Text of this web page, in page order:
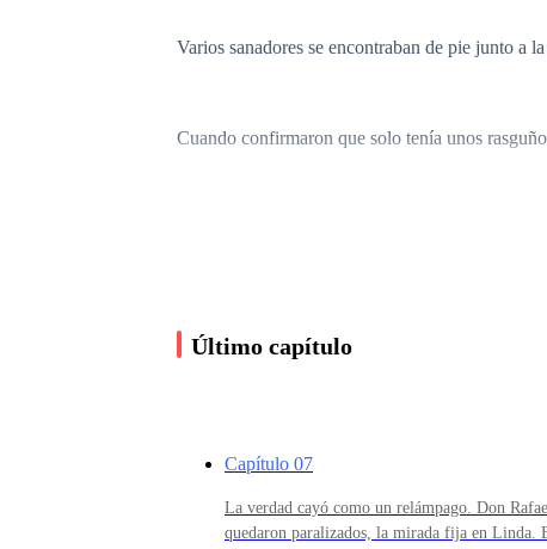
Varios sanadores se encontraban de pie junto a
Cuando confirmaron que solo tenía unos
—Doña Teresa… Ariana fue envenenada con
Sentí cómo la humillación me cubría como un
Último capítulo
Capítulo 07
La verdad cayó como un relámpago. Don
quedaron paralizados, la mirada fija en Linda.